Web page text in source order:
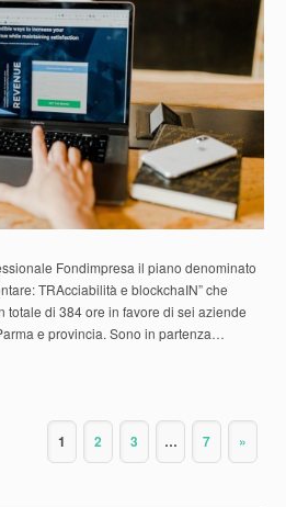
Fondimpresa il piano denominato
TRAcciabilità e blockchaIN” che
totale di 384 ore in favore di sei aziende
e provincia. Sono in partenza…
1 2 3 … 7 »